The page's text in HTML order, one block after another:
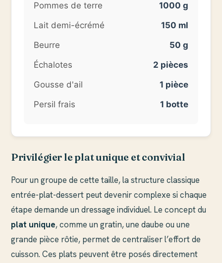
Pommes de terre
1000 g
Lait demi-écrémé
150 ml
Beurre
50 g
Échalotes
2 pièces
Gousse d'ail
1 pièce
Persil frais
1 botte
Privilégier le plat unique et convivial
Pour un groupe de cette taille, la structure classique
entrée-plat-dessert peut devenir complexe si chaque
étape demande un dressage individuel. Le concept du
plat unique, comme un gratin, une daube ou une
grande pièce rôtie, permet de centraliser l’effort de
cuisson. Ces plats peuvent être posés directement